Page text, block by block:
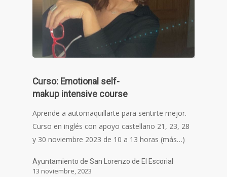
Curso: Emotional self-
makup intensive course
Aprende a automaquillarte para sentirte mejor.
Curso en inglés con apoyo castellano 21, 23, 28
y 30 noviembre 2023 de 10 a 13 horas (más…)
Ayuntamiento de San Lorenzo de El Escorial
13 noviembre, 2023